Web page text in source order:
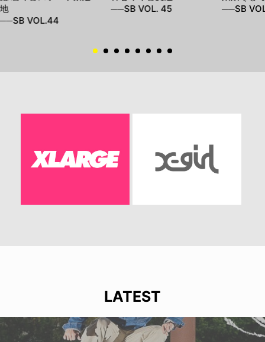
地
──SB VOL.44
──SB VOL. 45
──SB
LATEST